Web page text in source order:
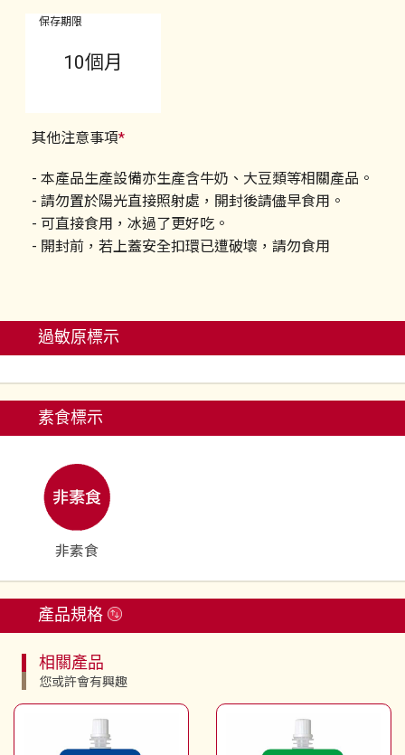
保存期限
10個月
其他注意事項*
- 本產品生產設備亦生產含牛奶、大豆類等相關產品。
- 請勿置於陽光直接照射處，開封後請儘早食用。
- 可直接食用，冰過了更好吃。
- 開封前，若上蓋安全扣環已遭破壞，請勿食用
過敏原標示
素食標示
非素食
產品規格
相關產品
您或許會有興趣